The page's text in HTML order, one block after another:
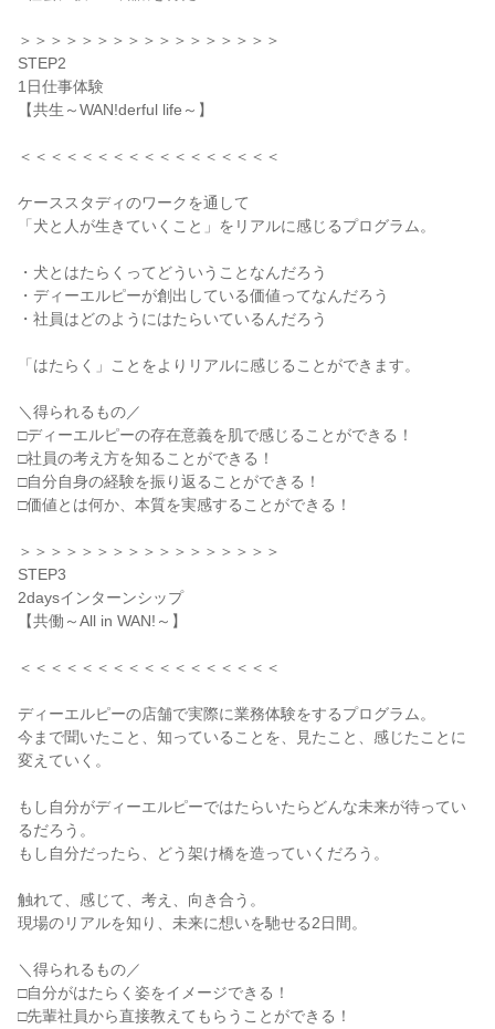
＞＞＞＞＞＞＞＞＞＞＞＞＞＞＞＞＞
STEP2
1日仕事体験
【共生～WAN!derful life～】
＜＜＜＜＜＜＜＜＜＜＜＜＜＜＜＜＜
ケーススタディのワークを通して
「犬と人が生きていくこと」をリアルに感じるプログラム。
・犬とはたらくってどういうことなんだろう
・ディーエルピーが創出している価値ってなんだろう
・社員はどのようにはたらいているんだろう
「はたらく」ことをよりリアルに感じることができます。
＼得られるもの／
□ディーエルピーの存在意義を肌で感じることができる！
□社員の考え方を知ることができる！
□自分自身の経験を振り返ることができる！
□価値とは何か、本質を実感することができる！
＞＞＞＞＞＞＞＞＞＞＞＞＞＞＞＞＞
STEP3
2daysインターンシップ
【共働～All in WAN!～】
＜＜＜＜＜＜＜＜＜＜＜＜＜＜＜＜＜
ディーエルピーの店舗で実際に業務体験をするプログラム。
今まで聞いたこと、知っていることを、見たこと、感じたことに
変えていく。
もし自分がディーエルピーではたらいたらどんな未来が待ってい
るだろう。
もし自分だったら、どう架け橋を造っていくだろう。
触れて、感じて、考え、向き合う。
現場のリアルを知り、未来に想いを馳せる2日間。
＼得られるもの／
□自分がはたらく姿をイメージできる！
□先輩社員から直接教えてもらうことができる！